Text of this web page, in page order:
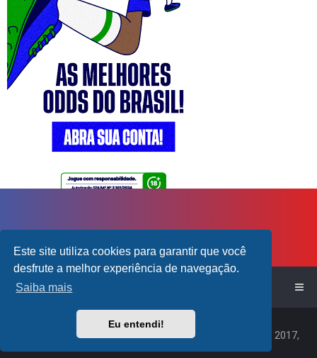
Este site utiliza cookies para garantir que você
desfrute a melhor experiência de navegação.
Saiba mais
Eu entendi!
Início do Fórum!
Traduzido por:Suporte phpBB Default Avatar Extended
© 2017,